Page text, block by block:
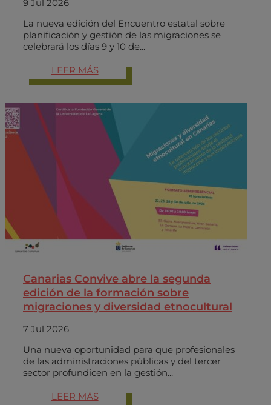
9 Jul 2026
La nueva edición del Encuentro estatal sobre
planificación y gestión de las migraciones se
celebrará los días 9 y 10 de...
LEER MÁS
Canarias Convive abre la segunda
edición de la formación sobre
migraciones y diversidad etnocultural
7 Jul 2026
Una nueva oportunidad para que profesionales
de las administraciones públicas y del tercer
sector profundicen en la gestión...
LEER MÁS